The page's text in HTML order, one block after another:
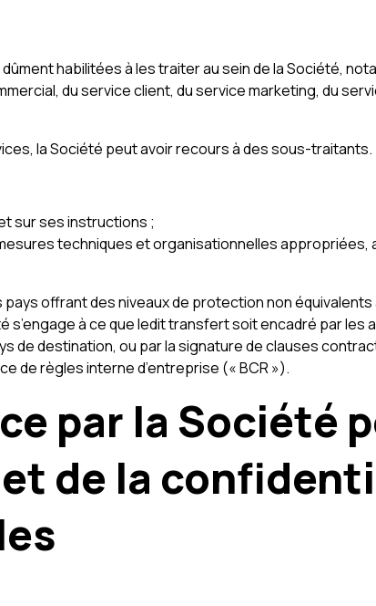
habilitées à les traiter au sein de la Société,
du service client, du service marketing, du
la Société peut avoir recours à des sous-traitants.
sur ses instructions ;
techniques et organisationnelles appropriées,
offrant des niveaux de protection non équivalents
à ce que ledit transfert soit encadré par les
de destination, ou par la signature de clauses
de règles interne d’entreprise (« BCR »).
par la Société
de la